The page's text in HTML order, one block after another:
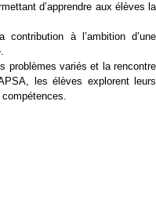
d’apprendre aux élèves la
à l’ambition d’une
problèmes variés et la rencontre
les élèves explorent leurs